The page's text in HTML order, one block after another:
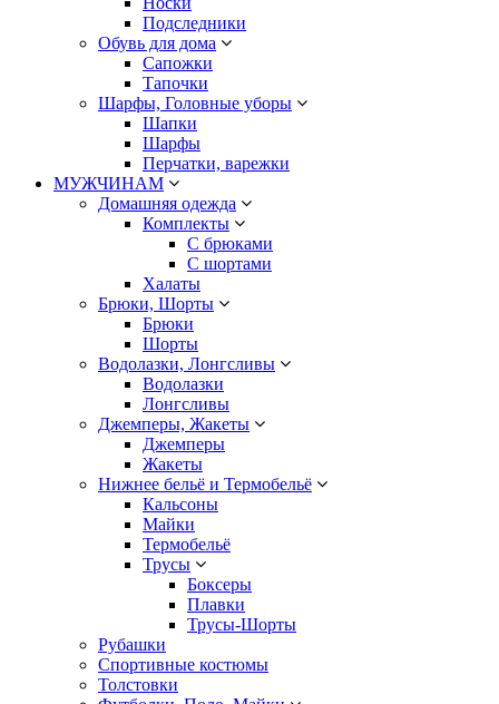
Подследники
Обувь для дома
Сапожки
Тапочки
Шарфы, Головные уборы
Шапки
Шарфы
Перчатки, варежки
МУЖЧИНАМ
Домашняя одежда
Комплекты
С брюками
С шортами
Халаты
Брюки, Шорты
Брюки
Шорты
Водолазки, Лонгсливы
Водолазки
Лонгсливы
Джемперы, Жакеты
Джемперы
Жакеты
Нижнее бельё и Термобельё
Кальсоны
Майки
Термобельё
Трусы
Боксеры
Плавки
Трусы-Шорты
Рубашки
Спортивные костюмы
Толстовки